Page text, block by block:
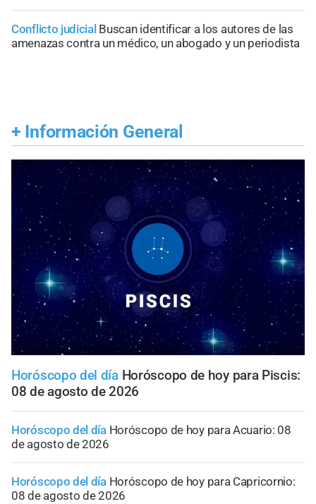
Conflicto judicial Buscan identificar a los autores de las
amenazas contra un médico, un abogado y un periodista
+ Información General
Horóscopo del día Horóscopo de hoy para Piscis:
08 de agosto de 2026
Horóscopo del día Horóscopo de hoy para Acuario: 08
de agosto de 2026
Horóscopo del día Horóscopo de hoy para Capricornio:
08 de agosto de 2026